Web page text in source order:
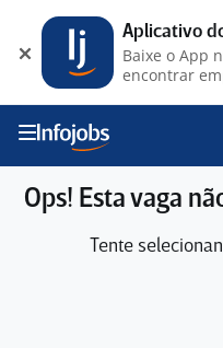
Ops! Esta vaga
Tente
Aplicativo
Baixe o App
encontrar